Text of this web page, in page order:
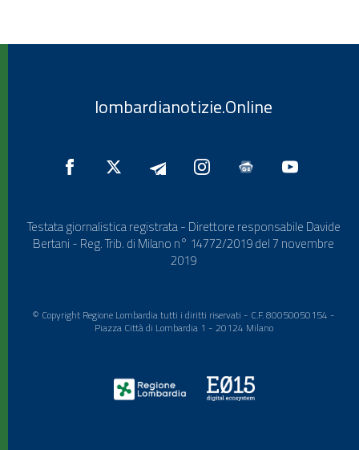
lombardianotizie.Online
Testata giornalistica registrata - Direttore responsabile Davide
Bertani - Reg. Trib. di Milano n° 14772/2019 del 7 novembre
2019
© Copyright Regione Lombardia tutti i diritti riservati - C.F. 80050050154 -
Piazza Città di Lombardia 1 - 20124 Milano